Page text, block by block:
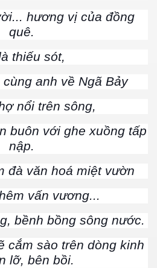
hương vị của đồng
quê.
thiếu sót,
anh về Ngã Bảy
nổi trên sông,
buôn với ghe xuồng tấp
nập.
đà văn hoá miệt vườn
vấn vương...
bềnh bồng sông nước.
cắm sào trên dòng kinh
lỡ, bên bồi.